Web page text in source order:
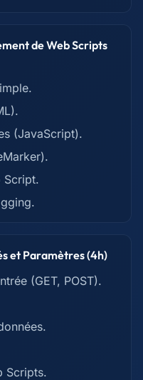
de Web Scripts
(JavaScript).
Script.
et Paramètres (4h)
(GET, POST).
Scripts.